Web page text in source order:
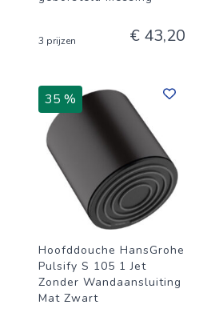
3 prijzen € 43,20
35 %
Hoofddouche HansGrohe
Pulsify S 105 1 Jet
Zonder Wandaansluiting
Mat Zwart